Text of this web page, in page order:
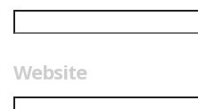
Website